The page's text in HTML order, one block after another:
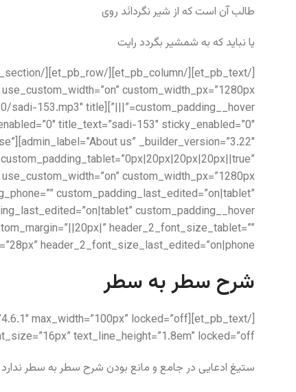
طالب آن است که از شیر نگردانَد روی
یا نباید که به شمشیر بگردد رایت
custom_padding_last_edited=”on|tablet”
header_2_font_size_tablet=””
header_2_font_size_last_edited=”on|phone”]
شرح سطر به سطر
text_line_height=”1.8em” locked=”off”]
ستیغ ادعایی در جامع و مانع بودن شرح سطر به سطر